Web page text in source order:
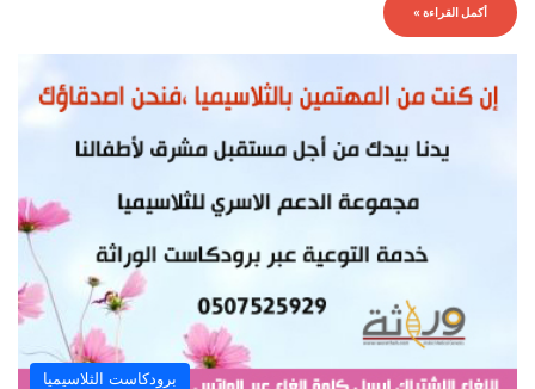
أكمل القراءة »
برودكاست الثلاسيميا